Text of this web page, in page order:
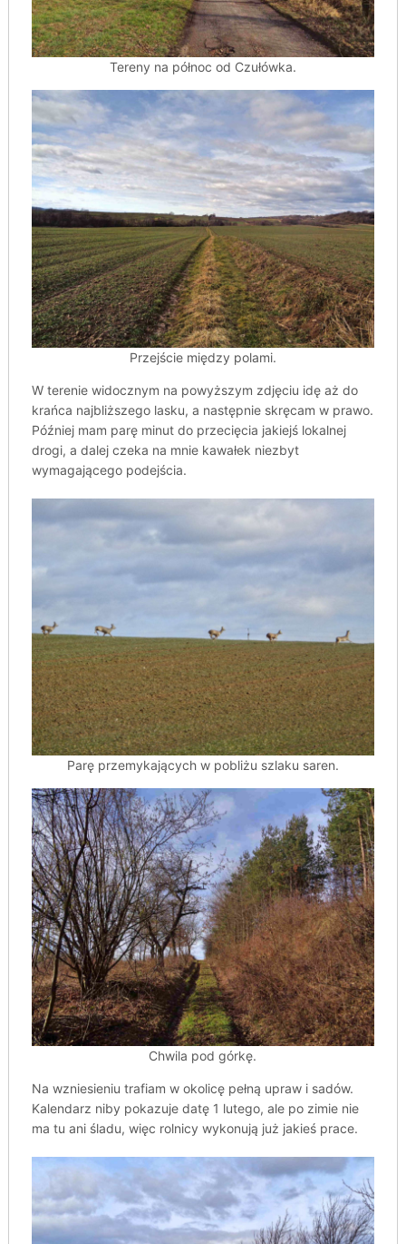
Tereny na północ od Czułówka.
Przejście między polami.
W terenie widocznym na powyższym zdjęciu idę aż do
krańca najbliższego lasku, a następnie skręcam w prawo.
Później mam parę minut do przecięcia jakiejś lokalnej
drogi, a dalej czeka na mnie kawałek niezbyt
wymagającego podejścia.
Parę przemykających w pobliżu szlaku saren.
Chwila pod górkę.
Na wzniesieniu trafiam w okolicę pełną upraw i sadów.
Kalendarz niby pokazuje datę 1 lutego, ale po zimie nie
ma tu ani śladu, więc rolnicy wykonują już jakieś prace.